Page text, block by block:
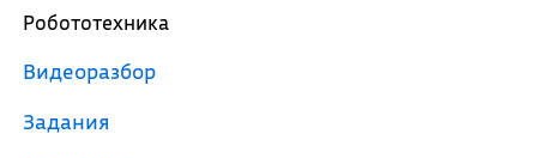
Робототехника
Видеоразбор
Задания